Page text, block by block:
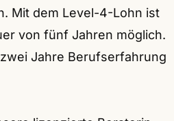
Mit dem Level-4-Lohn ist
von fünf Jahren möglich.
Jahre Berufserfahrung